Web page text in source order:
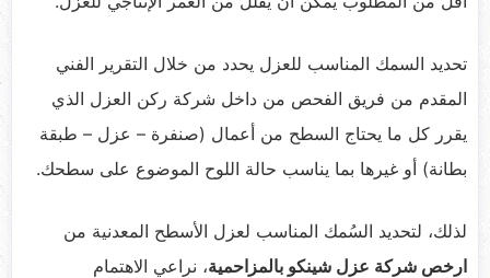
تحديد السمك المناسب للعزل يحدد من خلال التقرير الفني
المقدم من فريق الفحص من داخل شركة ركن العزل الذي
يقرر كل ما يحتاج السطح من أعمال (صنفرة – عزل – طبقة
بطانة) أو غيرها بما يناسب حالة اللوح الموضوع على سطحك.
لذلك، لتحديد السُمك المناسب لعزل الأسطح المعدنية من
ارخص شركة عزل شينكو بالمزاحمية، نراعي الاهتمام